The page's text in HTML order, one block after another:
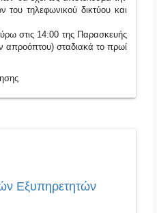
τηλεφωνικού δικτύου και
στις 14:00 της Παρασκευής
απροόπτου) σταδιακά το πρωί
Εξυπηρετητών